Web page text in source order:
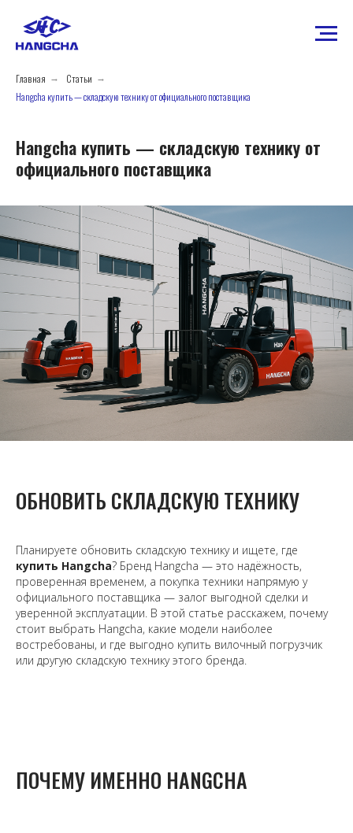
Главная → Статьи →
Hangcha купить — складскую технику от официального поставщика
Hangcha купить — складскую технику от
официального поставщика
ОБНОВИТЬ СКЛАДСКУЮ ТЕХНИКУ
Планируете обновить складскую технику и ищете, где
купить Hangcha? Бренд Hangcha — это надёжность,
проверенная временем, а покупка техники напрямую у
официального поставщика — залог выгодной сделки и
уверенной эксплуатации. В этой статье расскажем, почему
стоит выбрать Hangcha, какие модели наиболее
востребованы, и где выгодно купить вилочный погрузчик
или другую складскую технику этого бренда.
ПОЧЕМУ ИМЕННО HANGCHA